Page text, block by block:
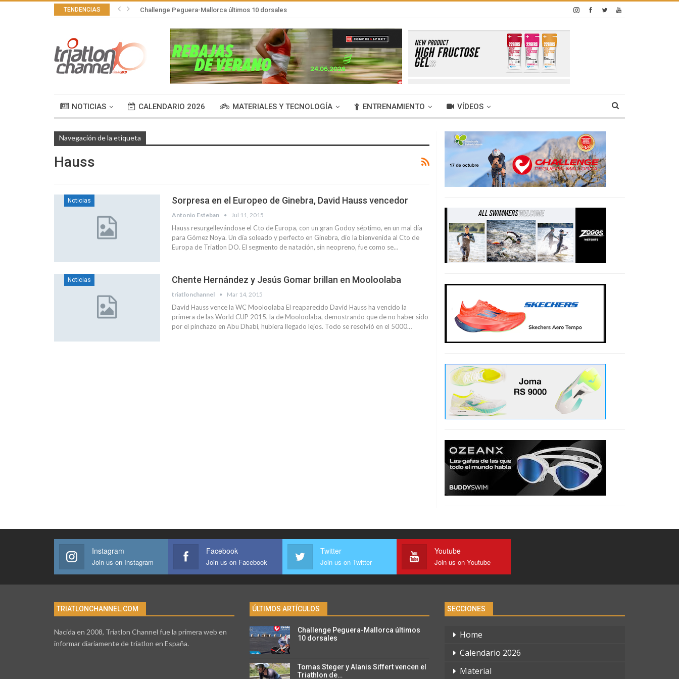
TENDENCIAS Challenge Peguera-Mallorca últimos 10 dorsales
NOTICIAS CALENDARIO 2026 MATERIALES Y TECNOLOGÍA ENTRENAMIENTO VÍDEOS
Navegación de la etiqueta
Hauss
Noticias Sorpresa en el Europeo de Ginebra, David Hauss vencedor
Antonio Esteban Jul 11, 2015
Hauss resurgellevándose el Cto de Europa, con un gran Godoy séptimo, en un mal día
para Gómez Noya. Un día soleado y perfecto en Ginebra, dio la bienvenida al Cto de
Europa de Triatlon DO. El segmento de natación, sin neopreno, fue como se…
Noticias Chente Hernández y Jesús Gomar brillan en Mooloolaba
triatlonchannel Mar 14, 2015
David Hauss vence la WC Mooloolaba El reaparecido David Hauss ha vencido la
primera de las World CUP 2015, la de Mooloolaba, demostrando que de no haber sido
por el pinchazo en Abu Dhabi, hubiera llegado lejos. Todo se resolvió en el 5000…
Instagram
Join us on Instagram
Facebook
Join us on Facebook
Twitter
Join us on Twitter
Youtube
Join us on Youtube
TRIATLONCHANNEL.COM
Nacida en 2008, Triatlon Channel fue la primera web en
informar diariamente de triatlon en España.
ÚLTIMOS ARTÍCULOS
Challenge Peguera-Mallorca últimos
10 dorsales
Tomas Steger y Alanis Siffert vencen el
Triathlon de…
SECCIONES
Home
Calendario 2026
Material